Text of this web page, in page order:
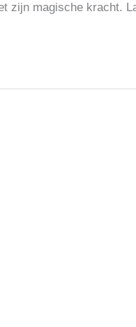
zijn magische kracht.